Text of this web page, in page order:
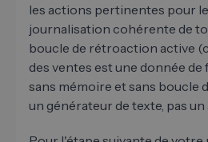
les actions pertinentes pour
journalisation cohérente de
boucle de rétroaction active
des ventes est une donnée
sans mémoire et sans boucle
un générateur de texte, pas un